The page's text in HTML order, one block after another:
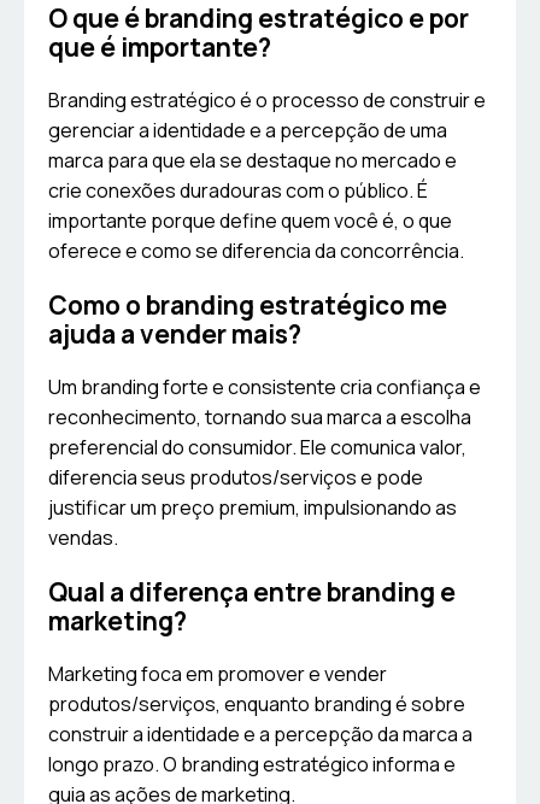
O que é branding estratégico e por
que é importante?
Branding estratégico é o processo de construir e
gerenciar a identidade e a percepção de uma
marca para que ela se destaque no mercado e
crie conexões duradouras com o público. É
importante porque define quem você é, o que
oferece e como se diferencia da concorrência.
Como o branding estratégico me
ajuda a vender mais?
Um branding forte e consistente cria confiança e
reconhecimento, tornando sua marca a escolha
preferencial do consumidor. Ele comunica valor,
diferencia seus produtos/serviços e pode
justificar um preço premium, impulsionando as
vendas.
Qual a diferença entre branding e
marketing?
Marketing foca em promover e vender
produtos/serviços, enquanto branding é sobre
construir a identidade e a percepção da marca a
longo prazo. O branding estratégico informa e
guia as ações de marketing.